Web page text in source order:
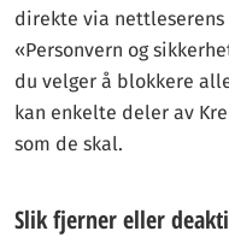
direkte via
«Personvern og
du velger å blokkere
kan enkelte deler av
som de skal.
Slik fjerner eller